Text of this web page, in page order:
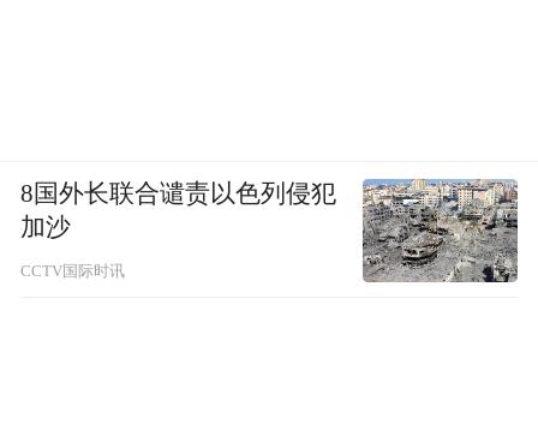
8国外长联合谴责以色列侵犯
加沙
CCTV国际时讯